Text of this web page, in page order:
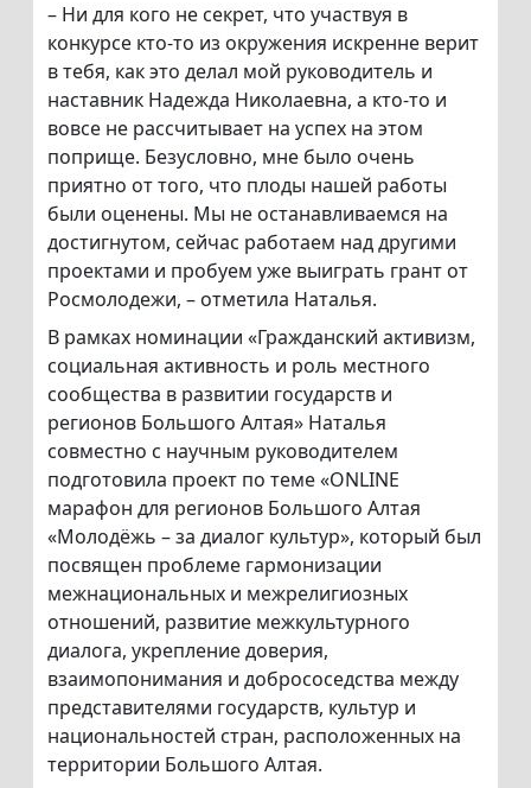
– Ни для кого не секрет, что участвуя в
конкурсе кто-то из окружения искренне верит
в тебя, как это делал мой руководитель и
наставник Надежда Николаевна, а кто-то и
вовсе не рассчитывает на успех на этом
поприще. Безусловно, мне было очень
приятно от того, что плоды нашей работы
были оценены. Мы не останавливаемся на
достигнутом, сейчас работаем над другими
проектами и пробуем уже выиграть грант от
Росмолодежи, – отметила Наталья.
В рамках номинации «Гражданский активизм,
социальная активность и роль местного
сообщества в развитии государств и
регионов Большого Алтая» Наталья
совместно с научным руководителем
подготовила проект по теме «ONLINE
марафон для регионов Большого Алтая
«Молодёжь – за диалог культур», который был
посвящен проблеме гармонизации
межнациональных и межрелигиозных
отношений, развитие межкультурного
диалога, укрепление доверия,
взаимопонимания и добрососедства между
представителями государств, культур и
национальностей стран, расположенных на
территории Большого Алтая.